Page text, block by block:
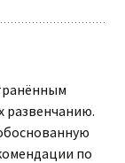
развенчанию.
по